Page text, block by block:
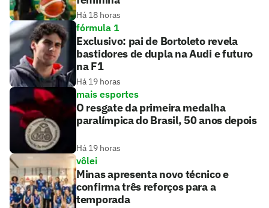
Há 18 horas
fórmula 1
Exclusivo: pai de Bortoleto revela
bastidores de dupla na Audi e futuro
na F1
Há 19 horas
mais esportes
O resgate da primeira medalha
paralímpica do Brasil, 50 anos depois
Há 19 horas
vôlei
Minas apresenta novo técnico e
confirma três reforços para a
temporada